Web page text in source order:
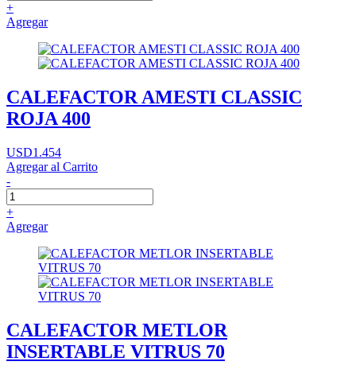
+
Agregar
CALEFACTOR AMESTI CLASSIC
ROJA 400
USD1.454
Agregar al Carrito
-
+
Agregar
CALEFACTOR METLOR
INSERTABLE VITRUS 70